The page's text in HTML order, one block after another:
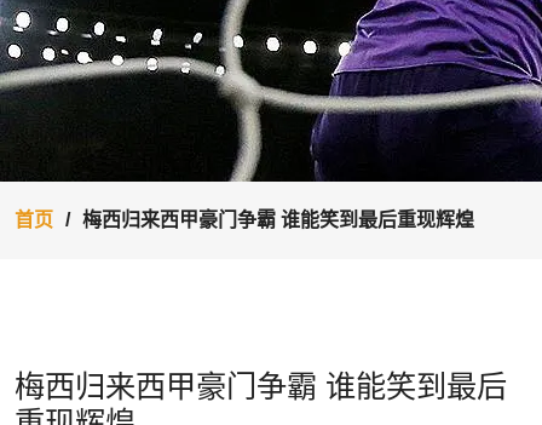
首页 梅西归来西甲豪门争霸 谁能笑到最后重现辉煌
梅西归来西甲豪门争霸 谁能笑到最后